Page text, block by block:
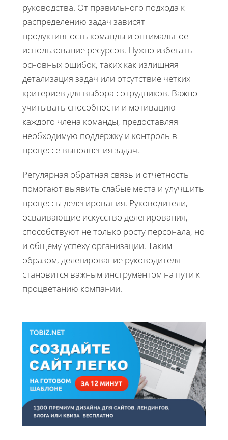
руководства. От правильного подхода к
распределению задач зависят
продуктивность команды и оптимальное
использование ресурсов. Нужно избегать
основных ошибок, таких как излишняя
детализация задач или отсутствие четких
критериев для выбора сотрудников. Важно
учитывать способности и мотивацию
каждого члена команды, предоставляя
необходимую поддержку и контроль в
процессе выполнения задач.
Регулярная обратная связь и отчетность
помогают выявить слабые места и улучшить
процессы делегирования. Руководители,
осваивающие искусство делегирования,
способствуют не только росту персонала, но
и общему успеху организации. Таким
образом, делегирование руководителя
становится важным инструментом на пути к
процветанию компании.